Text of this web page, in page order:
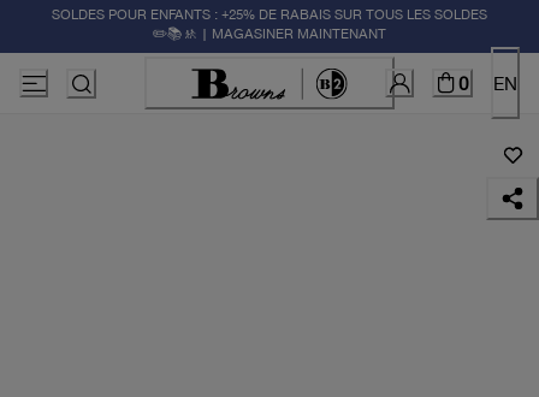
SOLDES POUR ENFANTS : +25% DE RABAIS SUR TOUS LES SOLDES
✏️📚🚸 | MAGASINER MAINTENANT
0 EN